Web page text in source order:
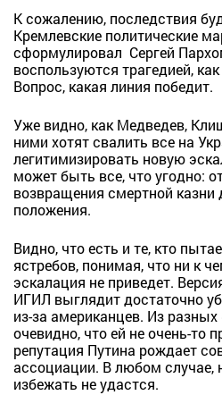
К сожалению, последствия
Кремлевские политические
сформулировал Сергей
воспользуются трагедией,
Вопрос, какая линия победит.
Уже видно, как Медведев,
ними хотят свалить все на
легитимизировать новую
может быть все, что угодно:
возвращения смертной казни
положения.
Видно, что есть и те, кто
ястребов, понимая, что ни к
эскалация не приведет.
ИГИЛ выглядит достаточно
из-за американцев. Из
очевидно, что ей не очень-то
репутация Путина рождает
ассоциации. В любом случае,
избежать не удастся.